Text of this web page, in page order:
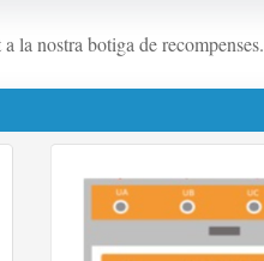
la nostra botiga de recompenses.